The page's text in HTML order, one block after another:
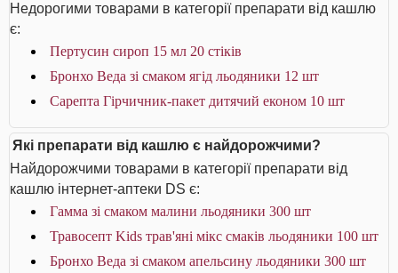
Недорогими товарами в категорії препарати від кашлю
є:
Пертусин сироп 15 мл 20 стіків
Бронхо Веда зі смаком ягід льодяники 12 шт
Сарепта Гірчичник-пакет дитячий економ 10 шт
Які препарати від кашлю є найдорожчими?
Найдорожчими товарами в категорії препарати від
кашлю інтернет-аптеки DS є:
Гамма зі смаком малини льодяники 300 шт
Травосепт Kids трав'яні мікс смаків льодяники 100 шт
Бронхо Веда зі смаком апельсину льодяники 300 шт